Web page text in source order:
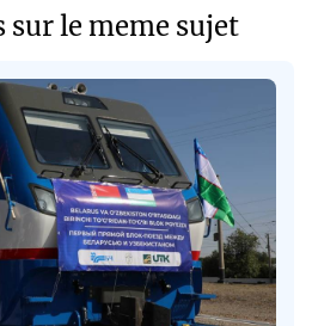
le meme sujet